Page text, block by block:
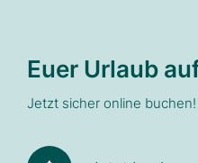
Euer Urlaub
Jetzt sicher online buchen!